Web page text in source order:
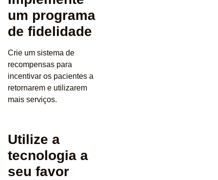
um programa
de fidelidade
Crie um sistema de
recompensas para
incentivar os pacientes a
retornarem e utilizarem
mais serviços.
Utilize a
tecnologia a
seu favor